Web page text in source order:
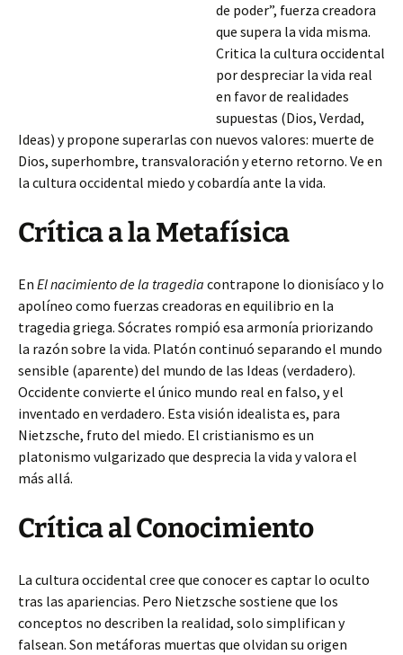
de poder”, fuerza creadora
que supera la vida misma.
Critica la cultura occidental
por despreciar la vida real
en favor de realidades
supuestas (Dios, Verdad,
Ideas) y propone superarlas con nuevos valores: muerte de
Dios, superhombre, transvaloración y eterno retorno. Ve en
la cultura occidental miedo y cobardía ante la vida.
Crítica a la Metafísica
En El nacimientode la tragedia contrapone lo dionisíaco y lo
apolíneo como fuerzas creadoras en equilibrio en la
tragedia griega. Sócrates rompió esa armonía priorizando
la razón sobre la vida. Platón continuó separando el mundo
sensible (aparente) del mundo de las Ideas (verdadero).
Occidente convierte el único mundo real en falso, y el
inventado en verdadero. Esta visión idealista es, para
Nietzsche, fruto del miedo. El cristianismo es un
platonismo vulgarizado que desprecia la vida y valora el
más allá.
Crítica al Conocimiento
La cultura occidental cree que conocer es captar lo oculto
tras las apariencias. Pero Nietzsche sostiene que los
conceptos no describen la realidad, solo simplifican y
falsean. Son metáforas muertas que olvidan su origen